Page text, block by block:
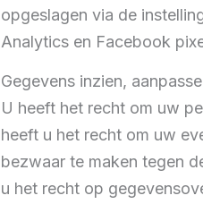
opgeslagen via de
Analytics en Facebook
Gegevens inzien,
U heeft het recht om uw
heeft u het recht om uw
bezwaar te maken tegen
u het recht op